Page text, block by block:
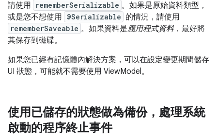
請使用
rememberSerializable 。如果是原始資料類型，
或是您不想使用 @Serializable 的情況，請使用
rememberSaveable 。如果資料是應用程式資料，最好將
其保存到磁碟。
如果您已經有記憶體內解決方案，可以在設定變更期間儲存
UI 狀態，可能就不需要使用 ViewModel。
使用已儲存的狀態做為備份，處理系統
啟動的程序終止事件